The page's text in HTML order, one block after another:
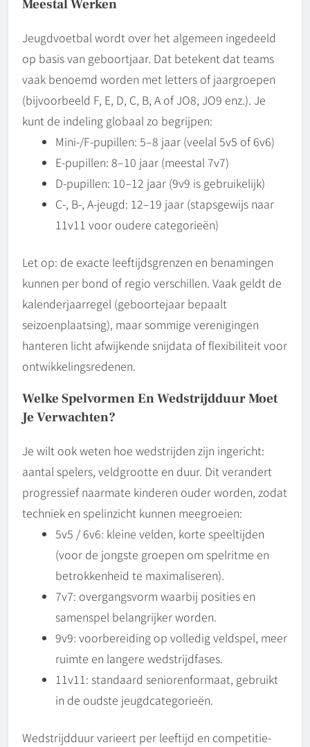
Meestal Werken
Jeugdvoetbal wordt over het algemeen ingedeeld
op basis van geboortjaar. Dat betekent dat teams
vaak benoemd worden met letters of jaargroepen
(bijvoorbeeld F, E, D, C, B, A of JO8, JO9 enz.). Je
kunt de indeling globaal zo begrijpen:
Mini-/F-pupillen: 5–8 jaar (veelal 5v5 of 6v6)
E-pupillen: 8–10 jaar (meestal 7v7)
D-pupillen: 10–12 jaar (9v9 is gebruikelijk)
C-, B-, A-jeugd: 12–19 jaar (stapsgewijs naar
11v11 voor oudere categorieën)
Let op: de exacte leeftijdsgrenzen en benamingen
kunnen per bond of regio verschillen. Vaak geldt de
kalenderjaarregel (geboortejaar bepaalt
seizoenplaatsing), maar sommige verenigingen
hanteren licht afwijkende snijdata of flexibiliteit voor
ontwikkelingsredenen.
Welke Spelvormen En Wedstrijdduur Moet
Je Verwachten?
Je wilt ook weten hoe wedstrijden zijn ingericht:
aantal spelers, veldgrootte en duur. Dit verandert
progressief naarmate kinderen ouder worden, zodat
techniek en spelinzicht kunnen meegroeien:
5v5 / 6v6: kleine velden, korte speeltijden
(voor de jongste groepen om spelritme en
betrokkenheid te maximaliseren).
7v7: overgangsvorm waarbij posities en
samenspel belangrijker worden.
9v9: voorbereiding op volledig veldspel, meer
ruimte en langere wedstrijdfases.
11v11: standaard seniorenformaat, gebruikt
in de oudste jeugdcategorieën.
Wedstrijdduur varieert per leeftijd en competitie-